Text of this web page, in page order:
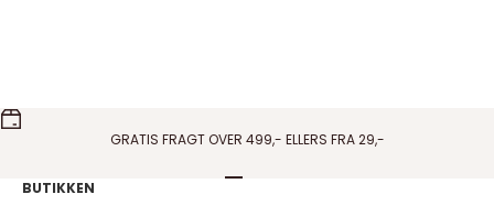
GRATIS FRAGT OVER 499,- ELLERS FRA 29,-
BUTIKKEN